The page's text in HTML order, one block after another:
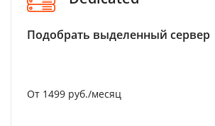
Подобрать выделенный сервер
От 1499 руб./месяц